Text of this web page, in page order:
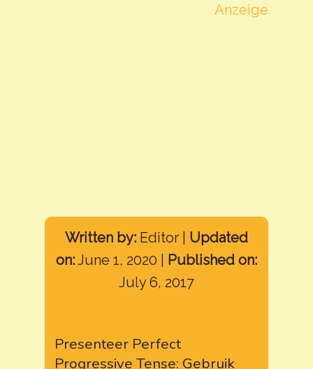
Anzeige
Written by: Editor | Updated
on:June 1, 2020 | Published on:
July 6, 2017
Presenteer Perfect
Progressive Tense: Gebruik